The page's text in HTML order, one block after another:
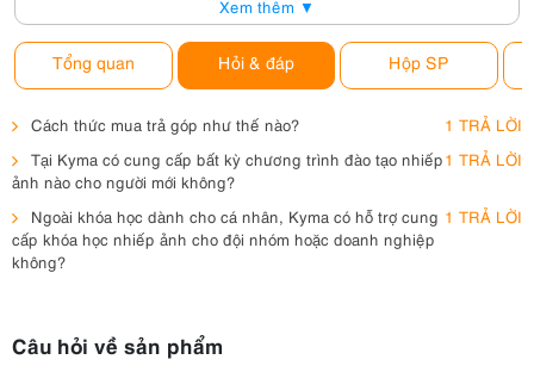
Xem thêm ▼
Tổng quan Hỏi & đáp Hộp SP
Cách thức mua trả góp như thế nào?
1 TRẢ LỜI
Tại Kyma có cung cấp bất kỳ chương trình đào tạo nhiếp
ảnh nào cho người mới không?
1 TRẢ LỜI
Ngoài khóa học dành cho cá nhân, Kyma có hỗ trợ cung
cấp khóa học nhiếp ảnh cho đội nhóm hoặc doanh nghiệp
không?
1 TRẢ LỜI
Câu hỏi về sản phẩm